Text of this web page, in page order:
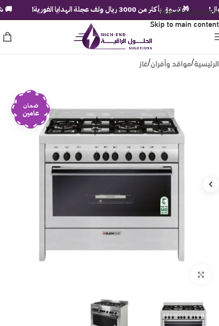
Skip to navigation
Skip to main content
الرئيسية/مواقد وأفران/غاز
ضمان
عامين
🎁 تسوق بأكثر من 3000 ريال ولف عجلة الهدايا الفورية! 🚚 شحن